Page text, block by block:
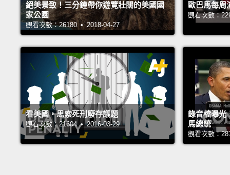
絕美景致！三分鐘帶你遊覽壯闊的美國國
家公園
觀看次數：26180 • 2018-04-27
歐巴馬每周
觀看次數：
看美國，思索死刑廢存議題
觀看次數：21604 • 2016-03-29
錄音檔曝光
馬總統
觀看次數：